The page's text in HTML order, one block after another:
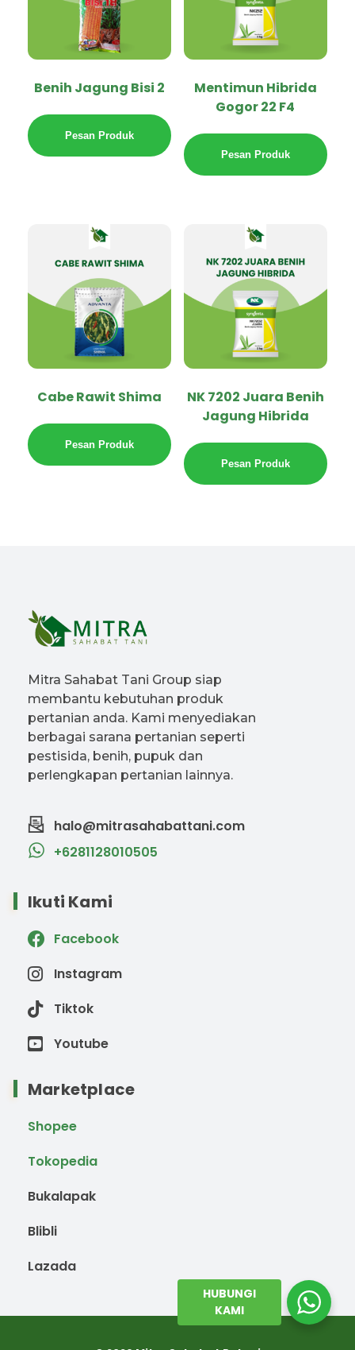
Benih Jagung Bisi 2
Pesan Produk
Mentimun Hibrida
Gogor 22 F4
Pesan Produk
Cabe Rawit Shima
Pesan Produk
NK 7202 Juara Benih
Jagung Hibrida
Pesan Produk
Mitra Sahabat Tani Group siap
membantu kebutuhan produk
pertanian anda. Kami menyediakan
berbagai sarana pertanian seperti
pestisida, benih, pupuk dan
perlengkapan pertanian lainnya.
halo@mitrasahabattani.com
+6281128010505
Ikuti Kami
Facebook
Instagram
Tiktok
Youtube
Marketplace
Shopee
Tokopedia
Bukalapak
Blibli
Lazada
HUBUNGI
KAMI